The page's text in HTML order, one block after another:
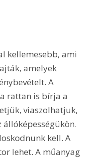
kellemesebb, ami
amelyek
A
rattan is bírja a
viaszolhatjuk,
kell. A
lehet. A műanyag